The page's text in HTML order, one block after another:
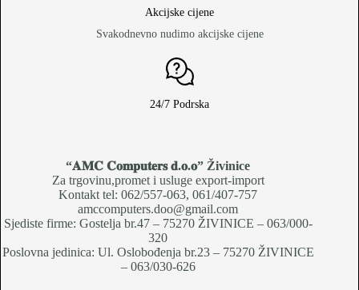
Akcijske cijene
Svakodnevno nudimo akcijske cijene
24/7 Podrska
“𝐀𝐌𝐂 𝐂𝐨𝐦𝐩𝐮𝐭𝐞𝐫𝐬 𝐝.𝐨.𝐨” Živinice
Za trgovinu,promet i usluge export-import
Kontakt tel: 062/557-063, 061/407-757
amccomputers.doo@gmail.com
Sjediste firme: Gostelja br.47 – 75270 ŽIVINICE – 063/000-
320
Poslovna jedinica: Ul. Oslobođenja br.23 – 75270 ŽIVINICE
– 063/030-626